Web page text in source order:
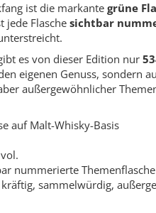
ist die markante grüne
jede Flasche sichtbar
es von dieser Edition nur
eigenen Genuss, sondern
außergewöhnlicher
auf Malt-Whisky-Basis
nummerierte Themenflasche
sammelwürdig,